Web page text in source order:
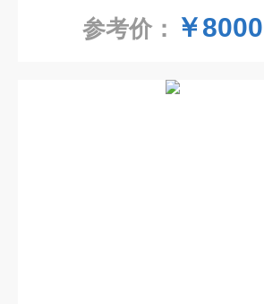
参考价： ￥8000